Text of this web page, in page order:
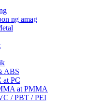
ng amag
ABS
at PC
at PMMA
/ PBT / PEI